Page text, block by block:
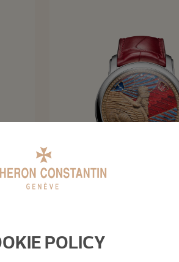
POLICY